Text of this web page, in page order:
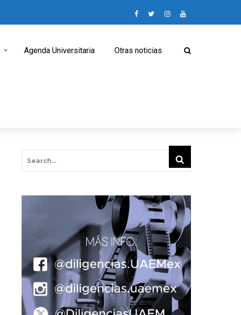
Agenda Universitaria Otras noticias